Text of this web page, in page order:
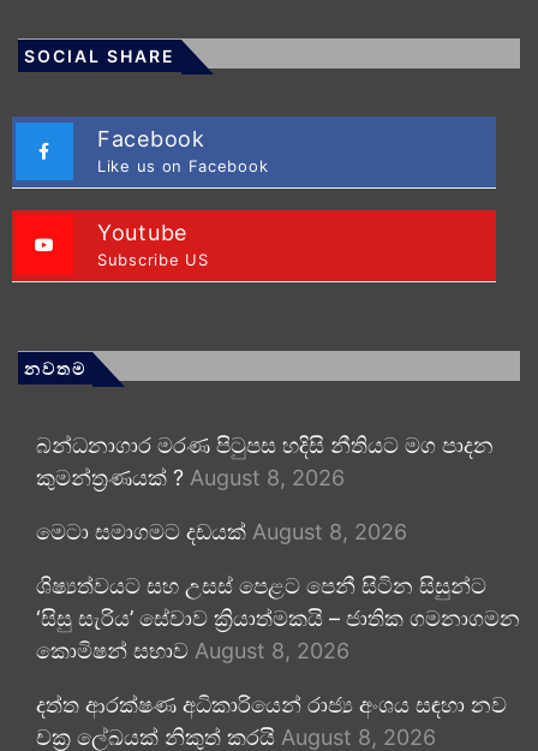
SOCIAL SHARE
Facebook
Like us on Facebook
Youtube
Subscribe US
නවතම
බන්ධනාගාර මරණ පිටුපස හදිසි නීතියට මග පාදන
කුමන්ත්‍රණයක් ? August 8, 2026
මෙටා සමාගමට දඩයක් August 8, 2026
ශිෂ්‍යත්වයට සහ උසස් පෙළට පෙනී සිටින සිසුන්ට
‘සිසු සැරිය’ සේවාව ක්‍රියාත්මකයි – ජාතික ගමනාගමන
කොමිෂන් සභාව August 8, 2026
දත්ත ආරක්ෂණ අධිකාරියෙන් රාජ්‍ය අංශය සඳහා නව
චක්‍ර ලේඛයක් නිකුත් කරයි August 8, 2026